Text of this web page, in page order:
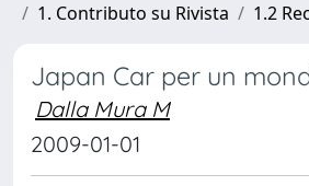
1. Contributo su Rivista
1.2
Japan Car per un
Dalla Mura M
2009-01-01